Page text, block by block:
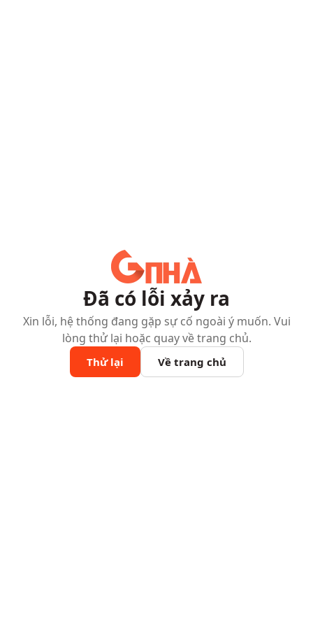
Đã có lỗi xảy ra
Xin lỗi, hệ thống đang gặp sự cố ngoài ý muốn. Vui
lòng thử lại hoặc quay về trang chủ.
Thử lại Về trang chủ